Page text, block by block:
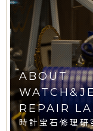
ABOUT
REPAIR
時計宝石修理研